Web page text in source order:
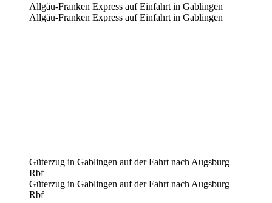
Allgäu-Franken Express auf Einfahrt in Gablingen
Allgäu-Franken Express auf Einfahrt in Gablingen
Güterzug in Gablingen auf der Fahrt nach Augsburg
Rbf
Güterzug in Gablingen auf der Fahrt nach Augsburg
Rbf